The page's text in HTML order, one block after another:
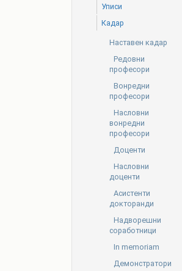
Уписи
Кадар
Наставен кадар
Редовни
професори
Вонредни
професори
Насловни
вонредни
професори
Доценти
Насловни
доценти
Асистенти
докторанди
Надворешни
соработници
In memoriam
Демонстратори